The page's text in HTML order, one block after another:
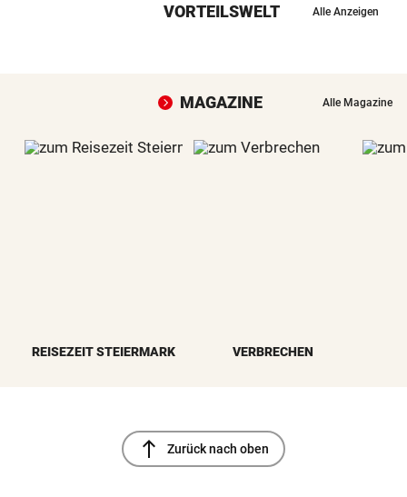
VORTEILSWELT Alle Anzeigen
MAGAZINE Alle Magazine
REISEZEIT STEIERMARK VERBRECHEN
north Zurück nach oben